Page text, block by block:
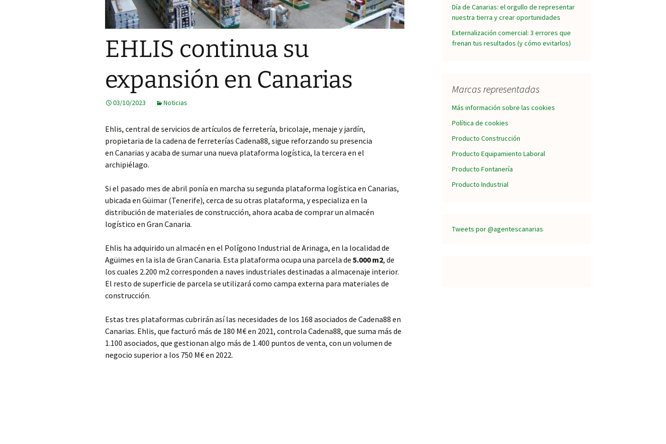
EHLIS continua su
expansión en Canarias
03/10/2023 Noticias
Ehlis, central de servicios de artículos de ferretería, bricolaje, menaje y jardín,
propietaria de la cadena de ferreterías Cadena88, sigue reforzando su presencia
en Canarias y acaba de sumar una nueva plataforma logística, la tercera en el
archipiélago.
Si el pasado mes de abril ponía en marcha su segunda plataforma logística en Canarias,
ubicada en Güimar (Tenerife), cerca de su otras plataforma, y especializa en la
distribución de materiales de construcción, ahora acaba de comprar un almacén
logístico en Gran Canaria.
Ehlis ha adquirido un almacén en el Polígono Industrial de Arinaga, en la localidad de
Agüimes en la isla de Gran Canaria. Esta plataforma ocupa una parcela de 5.000 m2, de
los cuales 2.200 m2 corresponden a naves industriales destinadas a almacenaje interior.
El resto de superficie de parcela se utilizará como campa externa para materiales de
construcción.
Estas tres plataformas cubrirán así las necesidades de los 168 asociados de Cadena88 en
Canarias. Ehlis, que facturó más de 180 M€ en 2021, controla Cadena88, que suma más de
1.100 asociados, que gestionan algo más de 1.400 puntos de venta, con un volumen de
negocio superior a los 750 M€ en 2022.
Día de Canarias: el orgullo de representar
nuestra tierra y crear oportunidades
Externalización comercial: 3 errores que
frenan tus resultados (y cómo evitarlos)
Marcas representadas
Más información sobre las cookies
Política de cookies
Producto Construcción
Producto Equipamiento Laboral
Producto Fontanería
Producto Industrial
Tweets por @agentescanarias